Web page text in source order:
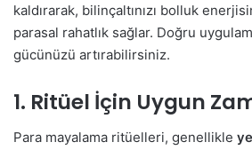
kaldırarak, bilinçaltınızı bolluk
parasal rahatlık sağlar. Doğru
gücünüzü artırabilirsiniz.
1. Ritüel İçin Uygun
Para mayalama ritüelleri, genellikle